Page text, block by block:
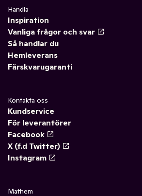
Handla
Inspiration
Vanliga frågor och svar
Så handlar du
Hemleverans
Färskvarugaranti
Kontakta oss
Kundservice
För leverantörer
Facebook
X (f.d Twitter)
Instagram
Mathem